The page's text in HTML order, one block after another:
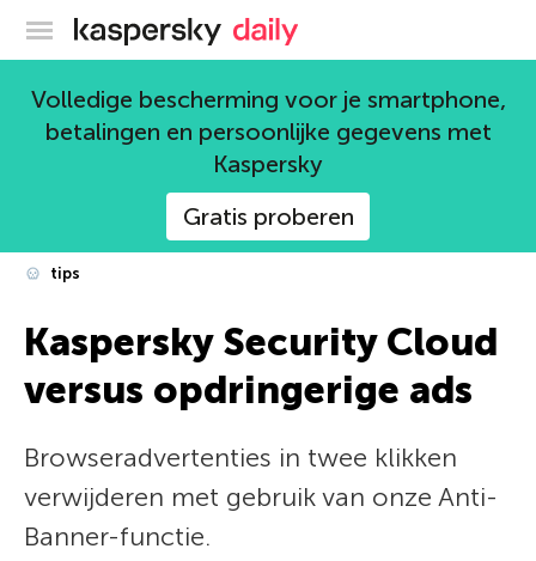
Kaspersky official blog
Volledige bescherming voor je smartphone,
betalingen en persoonlijke gegevens met
Kaspersky
Gratis proberen
tips
Kaspersky Security Cloud
versus opdringerige ads
Browseradvertenties in twee klikken
verwijderen met gebruik van onze Anti-
Banner-functie.